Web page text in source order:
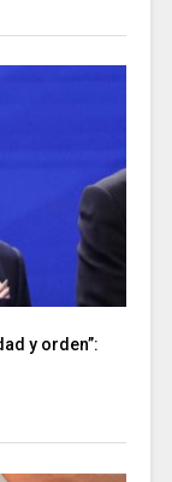
y orden”: